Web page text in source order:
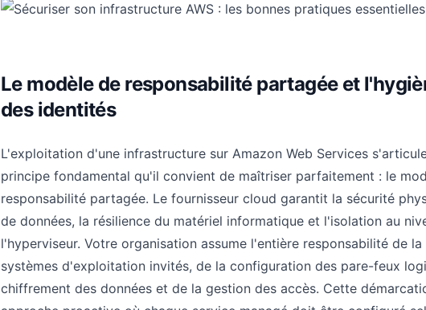
Le modèle de responsabilité partagée et
des identités
L'exploitation d'une infrastructure sur Amazon Web Services
principe fondamental qu'il convient de maîtriser parfaitement : le
responsabilité partagée. Le fournisseur cloud garantit la sécurité
de données, la résilience du matériel informatique et l'isolation au
l'hyperviseur. Votre organisation assume l'entière responsabilité de
systèmes d'exploitation invités, de la configuration des pare-feux
chiffrement des données et de la gestion des accès. Cette